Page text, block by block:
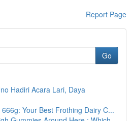
Report Page
Go
Hadiri Acara Lari, Daya
Your Best Frothing Dairy C...